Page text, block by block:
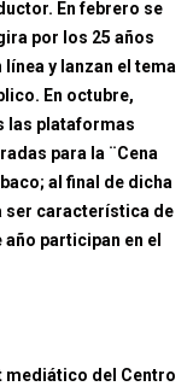
En febrero se
por los 25 años
y lanzan el tema
En octubre,
las plataformas
para la ¨Cena
al final de dicha
ser característica de
participan en el
mediático del Centro